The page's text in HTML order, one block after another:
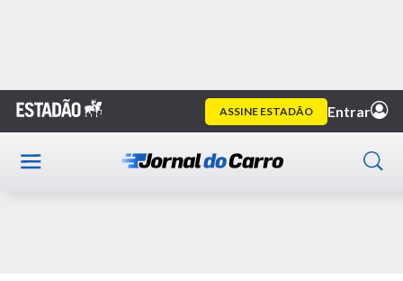
Home preço
Publicidade